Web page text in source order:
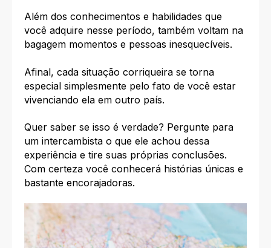
Além dos conhecimentos e habilidades que
você adquire nesse período, também voltam na
bagagem momentos e pessoas inesquecíveis.
Afinal, cada situação corriqueira se torna
especial simplesmente pelo fato de você estar
vivenciando ela em outro país.
Quer saber se isso é verdade? Pergunte para
um intercambista o que ele achou dessa
experiência e tire suas próprias conclusões.
Com certeza você conhecerá histórias únicas e
bastante encorajadoras.